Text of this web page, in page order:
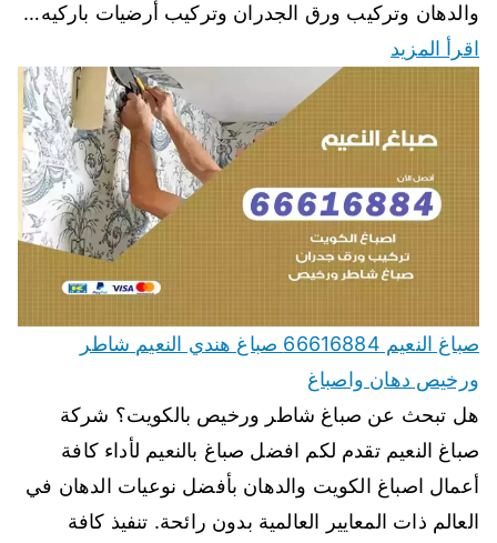
والدهان وتركيب ورق الجدران وتركيب أرضيات باركيه…
اقرأ المزيد
صباغ النعيم 66616884 صباغ هندي النعيم شاطر
ورخيص دهان واصباغ
هل تبحث عن صباغ شاطر ورخيص بالكويت؟ شركة
صباغ النعيم تقدم لكم افضل صباغ بالنعيم لأداء كافة
أعمال اصباغ الكويت والدهان بأفضل نوعيات الدهان في
العالم ذات المعايير العالمية بدون رائحة. تنفيذ كافة